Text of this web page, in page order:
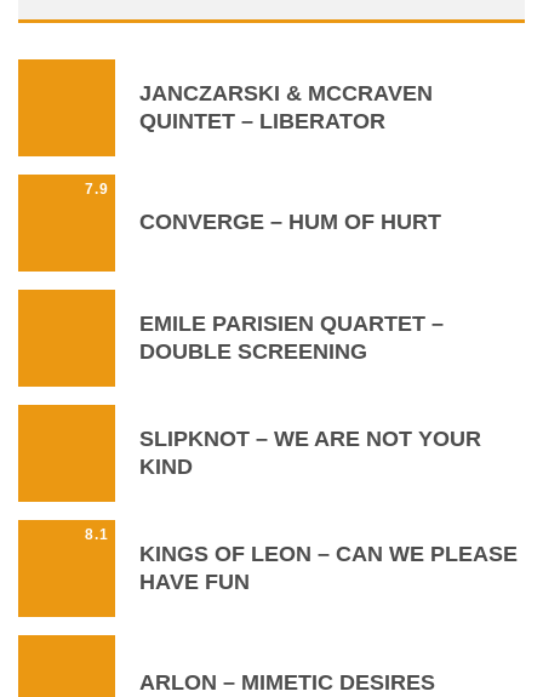
JANCZARSKI & MCCRAVEN
QUINTET – LIBERATOR
7.9
CONVERGE – HUM OF HURT
EMILE PARISIEN QUARTET –
DOUBLE SCREENING
SLIPKNOT – WE ARE NOT YOUR
KIND
8.1
KINGS OF LEON – CAN WE PLEASE
HAVE FUN
ARLON – MIMETIC DESIRES